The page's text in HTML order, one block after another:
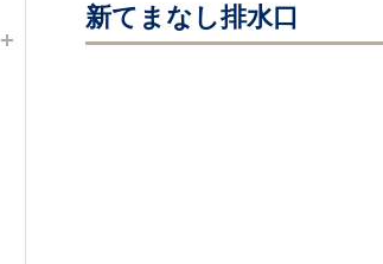
新てまなし排水口